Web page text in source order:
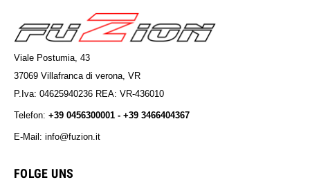
Viale Postumia, 43
37069 Villafranca di verona, VR
P.Iva: 04625940236 REA: VR-436010
Telefon: +39 0456300001 - +39 3466404367
E-Mail: info@fuzion.it
FOLGE UNS